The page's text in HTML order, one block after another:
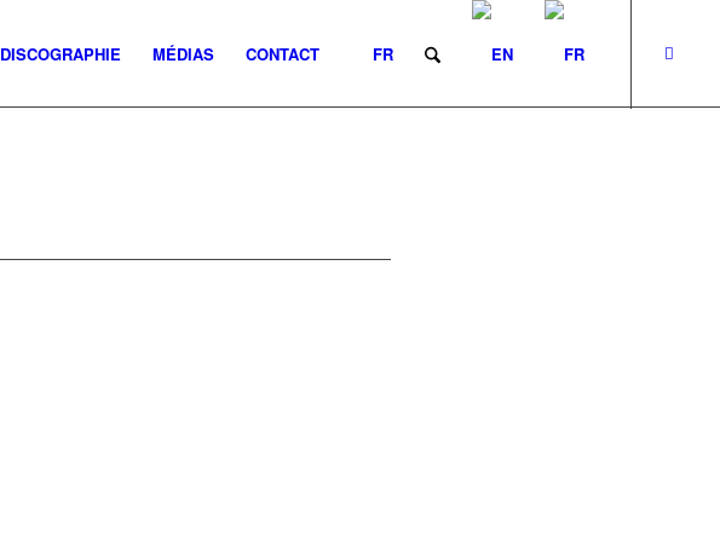
DISCOGRAPHIE MÉDIAS CONTACT FR